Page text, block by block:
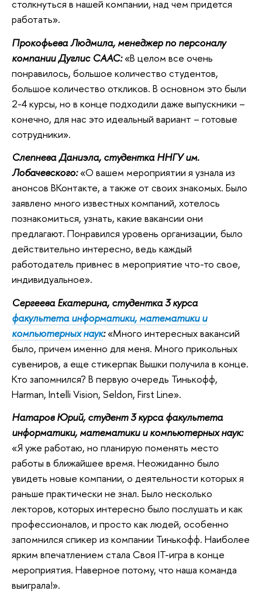
столкнуться в нашей компании, над чем придется
работать».
Прокофьева Людмила, менеджер по персоналу
компании Дуглис СААС:«В целом все очень
понравилось, большое количество студентов,
большое количество откликов. В основном это были
2-4 курсы, но в конце подходили даже выпускники –
конечно, для нас это идеальный вариант – готовые
сотрудники».
Слепнева Даниэла, студентка ННГУ им.
Лобачевского: «О вашем мероприятии я узнала из
анонсов ВКонтакте, а также от своих знакомых. Было
заявлено много известных компаний, хотелось
познакомиться, узнать, какие вакансии они
предлагают. Понравился уровень организации, было
действительно интересно, ведь каждый
работодатель привнес в мероприятие что-то свое,
индивидуальное».
Сергеева Екатерина, студентка 3 курса
факультета информатики, математики и
компьютерных наук: «Много интересных вакансий
было, причем именно для меня. Много прикольных
сувениров, а еще стикерпак Вышки получила в конце.
Кто запомнился? В первую очередь Тинькофф,
Harman, Intelli Vision, Seldon, First Line».
Натаров Юрий, студент 3 курса факультета
информатики, математики и компьютерных наук:
«Я уже работаю, но планирую поменять место
работы в ближайшее время. Неожиданно было
увидеть новые компании, о деятельности которых я
раньше практически не знал. Было несколько
лекторов, которых интересно было послушать и как
профессионалов, и просто как людей, особенно
запомнился спикер из компании Тинькофф. Наиболее
ярким впечатлением стала Своя IT-игра в конце
мероприятия. Наверное потому, что наша команда
выиграла!».